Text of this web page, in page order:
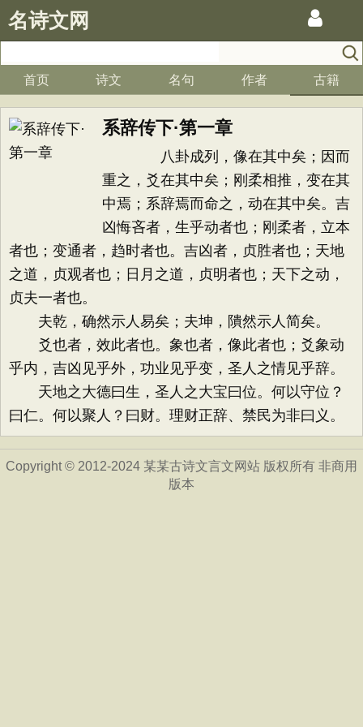
名诗文网
首页 诗文 名句 作者 古籍
系辞传下·第一章
八卦成列，像在其中矣；因而
重之，爻在其中矣；刚柔相推，变在其
中焉；系辞焉而命之，动在其中矣。吉
凶悔吝者，生乎动者也；刚柔者，立本
者也；变通者，趋时者也。吉凶者，贞胜者也；天地
之道，贞观者也；日月之道，贞明者也；天下之动，
贞夫一者也。
夫乾，确然示人易矣；夫坤，隤然示人简矣。
爻也者，效此者也。象也者，像此者也；爻象动
乎内，吉凶见乎外，功业见乎变，圣人之情见乎辞。
天地之大德曰生，圣人之大宝曰位。何以守位？
曰仁。何以聚人？曰财。理财正辞、禁民为非曰义。
Copyright © 2012-2024 某某古诗文言文网站 版权所有 非商用
版本